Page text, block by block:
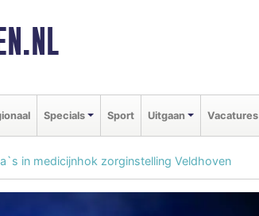
Specials Sport Uitgaan Vacatures
in medicijnhok zorginstelling Veldhoven